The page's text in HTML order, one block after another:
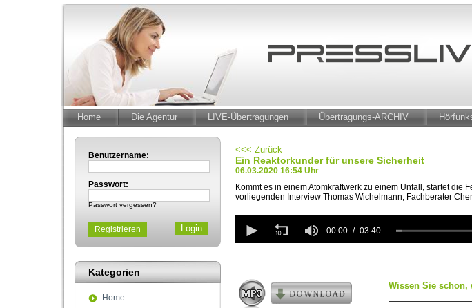
Home Die Agentur LIVE-Übertragungen Übertragungs-ARCHIV
Benutzername:
Passwort:
Passwort vergessen?
Registrieren
Kategorien
Home
<<< Zurück
Ein Reaktorkunder für unsere Sicherheit
06.03.2020 16:54 Uhr
Kommt es in einem Atomkraftwerk zu einem Unfall, startet die
vorliegenden Interview Thomas Wichelmann, Fachberater
seconds
of
secondsVolume
90%
00:00
03:40
Wissen Sie schon,